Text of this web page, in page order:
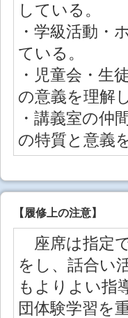
している。
・学級活動・
ている。
・児童会・生
の意義を理解
・講義室の仲
の特質と意義
【 履修上の注意】
座席は指定
をし、話合い
もよりよい指
団体験学習を